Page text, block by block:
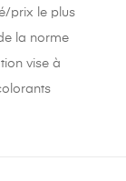
prix le plus
la norme
vise à